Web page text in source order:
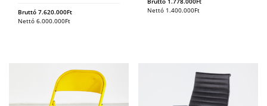
Bruttó 7.620.000Ft
Nettó 6.000.000Ft
Nettó 1.400.000Ft